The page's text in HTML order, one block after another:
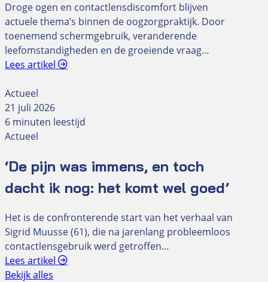
Droge ogen en contactlensdiscomfort blijven
actuele thema’s binnen de oogzorgpraktijk. Door
toenemend schermgebruik, veranderende
leefomstandigheden en de groeiende vraag…
Lees artikel
Actueel
21 juli 2026
6 minuten leestijd
Actueel
‘De pijn was immens, en toch
dacht ik nog: het komt wel goed’
Het is de confronterende start van het verhaal van
Sigrid Muusse (61), die na jarenlang probleemloos
contactlensgebruik werd getroffen…
Lees artikel
Bekijk alles